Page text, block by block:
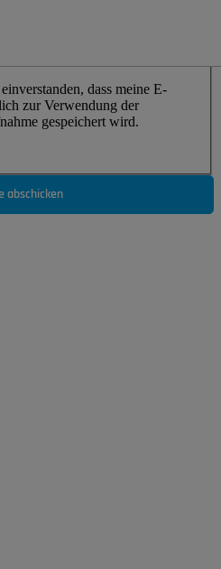
dass meine E-
zur Verwendung der
gespeichert wird.
abschicken